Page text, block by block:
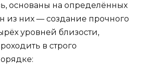
основаны на определённых
из них — создание прочного
уровней близости,
в строго